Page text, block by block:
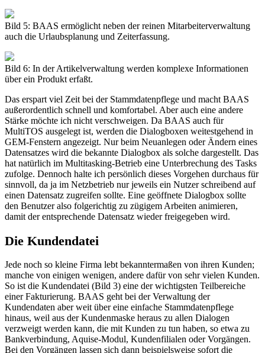
Bild 5: BAAS ermöglicht neben der reinen Mitarbeiterverwaltung
auch die Urlaubsplanung und Zeiterfassung.
Bild 6: In der Artikelverwaltung werden komplexe Informationen
über ein Produkt erfaßt.
Das erspart viel Zeit bei der Stammdatenpflege und macht BAAS
außerordentlich schnell und komfortabel. Aber auch eine andere
Stärke möchte ich nicht verschweigen. Da BAAS auch für
MultiTOS ausgelegt ist, werden die Dialogboxen weitestgehend in
GEM-Fenstern angezeigt. Nur beim Neuanlegen oder Ändern eines
Datensatzes wird die bekannte Dialogbox als solche dargestellt. Das
hat natürlich im Multitasking-Betrieb eine Unterbrechung des Tasks
zufolge. Dennoch halte ich persönlich dieses Vorgehen durchaus für
sinnvoll, da ja im Netzbetrieb nur jeweils ein Nutzer schreibend auf
einen Datensatz zugreifen sollte. Eine geöffnete Dialogbox sollte
den Benutzer also folgerichtig zu zügigem Arbeiten animieren,
damit der entsprechende Datensatz wieder freigegeben wird.
Die Kundendatei
Jede noch so kleine Firma lebt bekanntermaßen von ihren Kunden;
manche von einigen wenigen, andere dafür von sehr vielen Kunden.
So ist die Kundendatei (Bild 3) eine der wichtigsten Teilbereiche
einer Fakturierung. BAAS geht bei der Verwaltung der
Kundendaten aber weit über eine einfache Stammdatenpflege
hinaus, weil aus der Kundenmaske heraus zu allen Dialogen
verzweigt werden kann, die mit Kunden zu tun haben, so etwa zu
Bankverbindung, Aquise-Modul, Kundenfilialen oder Vorgängen.
Bei den Vorgängen lassen sich dann beispielsweise sofort die